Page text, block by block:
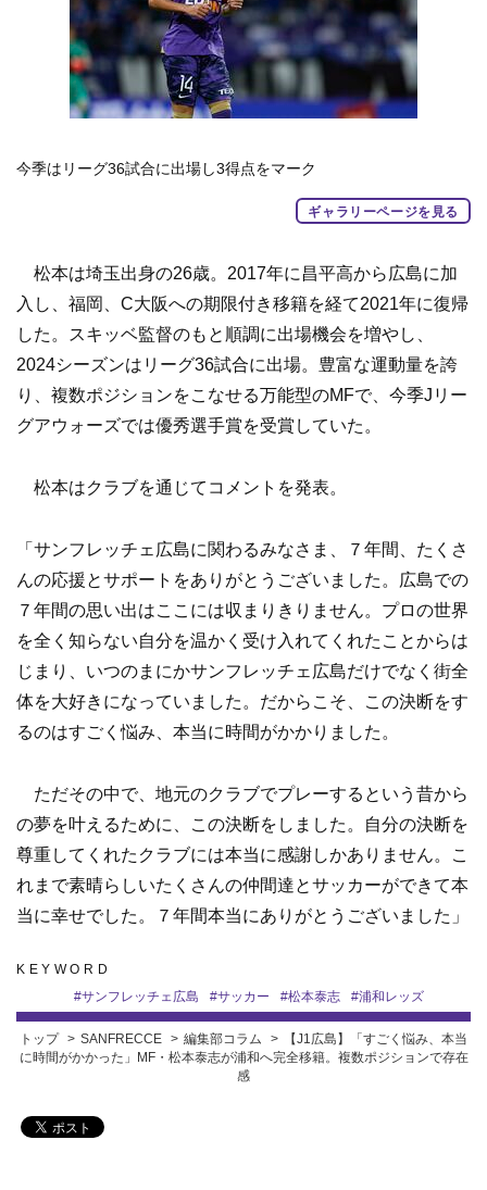
今季はリーグ36試合に出場し3得点をマーク
ギャラリーページを見る
松本は埼玉出身の26歳。2017年に昌平高から広島に加
入し、福岡、C大阪への期限付き移籍を経て2021年に復帰
した。スキッベ監督のもと順調に出場機会を増やし、
2024シーズンはリーグ36試合に出場。豊富な運動量を誇
り、複数ポジションをこなせる万能型のMFで、今季Jリー
グアウォーズでは優秀選手賞を受賞していた。
松本はクラブを通じてコメントを発表。
「サンフレッチェ広島に関わるみなさま、７年間、たくさ
んの応援とサポートをありがとうございました。広島での
７年間の思い出はここには収まりきりません。プロの世界
を全く知らない自分を温かく受け入れてくれたことからは
じまり、いつのまにかサンフレッチェ広島だけでなく街全
体を大好きになっていました。だからこそ、この決断をす
るのはすごく悩み、本当に時間がかかりました。
ただその中で、地元のクラブでプレーするという昔から
の夢を叶えるために、この決断をしました。自分の決断を
尊重してくれたクラブには本当に感謝しかありません。こ
れまで素晴らしいたくさんの仲間達とサッカーができて本
当に幸せでした。７年間本当にありがとうございました」
KEYWORD
#サンフレッチェ広島 #サッカー #松本泰志 #浦和レッズ
トップ SANFRECCE 編集部コラム
【J1広島】「すごく悩み、本当
に時間がかかった」MF・松本泰志が浦和へ完全移籍。複数ポジションで存在
感